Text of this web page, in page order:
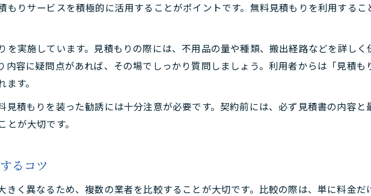
りサービスを積極的に活用することがポイントです。無料見積もりを利用するこ
実施しています。見積もりの際には、不用品の量や種類、搬出経路などを詳しく
容に疑問点があれば、その場でしっかり質問しましょう。利用者からは「見積も
す。
積もりを装った勧誘には十分注意が必要です。契約前には、必ず見積書の内容と
が大切です。
るコツ
く異なるため、複数の業者を比較することが大切です。比較の際は、単に料金だ